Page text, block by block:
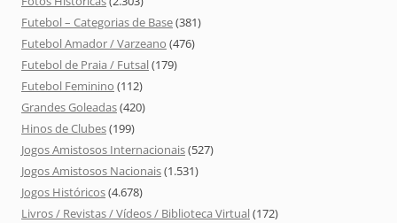
Futebol – Categorias de Base(381)
Futebol Amador / Varzeano (476)
Futebol de Praia / Futsal(179)
Futebol Feminino (112)
Grandes Goleadas(420)
Hinos de Clubes(199)
Jogos Amistosos Internacionais(527)
Jogos Amistosos Nacionais(1.531)
Jogos Históricos(4.678)
Livros / Revistas / Vídeos / Biblioteca Virtual(172)